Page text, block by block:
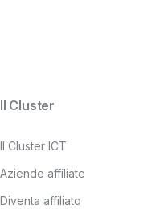
Il Cluster
Il Cluster ICT
Aziende affiliate
Diventa affiliato